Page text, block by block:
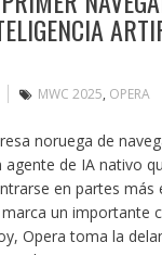
MWC 2025, OPERA
noruega de
de IA nativo
en partes más
un importante
Opera toma la